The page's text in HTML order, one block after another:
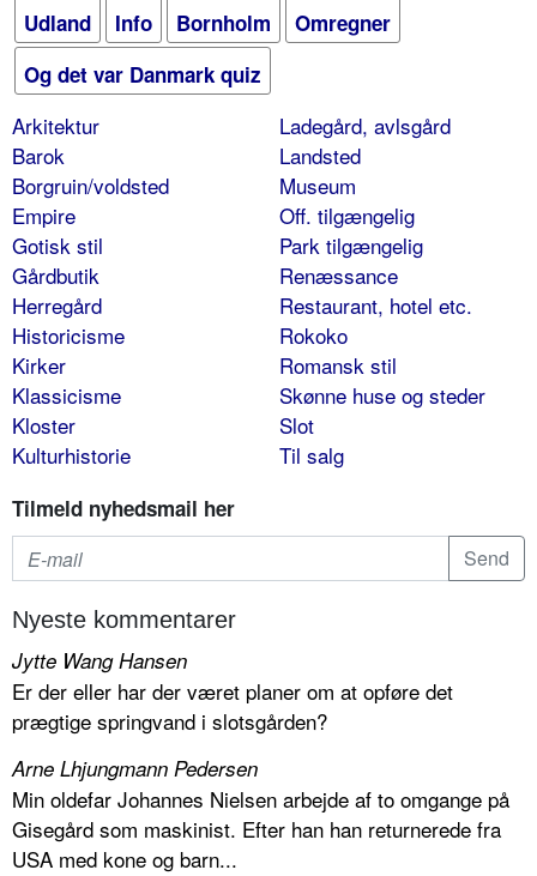
Udland
Info Bornholm
Omregner
Og det var Danmark quiz
Arkitektur
Barok
Borgruin/voldsted
Empire
Gotisk stil
Gårdbutik
Herregård
Historicisme
Kirker
Klassicisme
Kloster
Kulturhistorie
Ladegård, avlsgård
Landsted
Museum
Off. tilgængelig
Park tilgængelig
Renæssance
Restaurant, hotel etc.
Rokoko
Romansk stil
Skønne huse og steder
Slot
Til salg
Tilmeld nyhedsmail her
Nyeste kommentarer
Jytte Wang Hansen
Er der eller har der været planer om at opføre det
prægtige springvand i slotsgården?
Arne Lhjungmann Pedersen
Min oldefar Johannes Nielsen arbejde af to omgange på
Gisegård som maskinist. Efter han han returnerede fra
USA med kone og barn...